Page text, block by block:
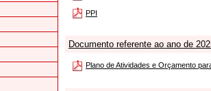
PPI
Documento referente ao ano de
Plano de Atividades e Orçamento